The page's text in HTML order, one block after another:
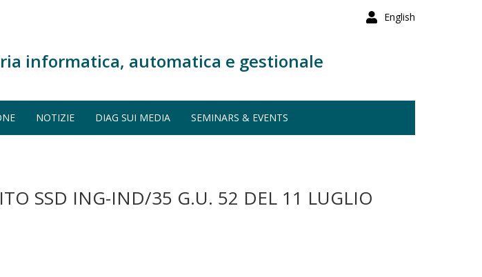
English
informatica, automatica e gestionale
NOTIZIE DIAG SUI MEDIA SEMINARS & EVENTS
SSD ING-IND/35 G.U. 52 DEL 11 LUGLIO